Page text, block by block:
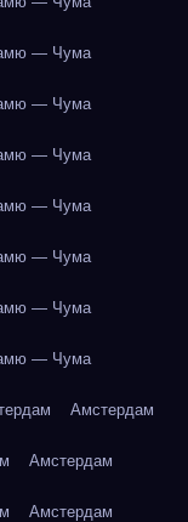
— Чума
— Чума
— Чума
— Чума
— Чума
— Чума
— Чума
Амстердам
Амстердам
Амстердам